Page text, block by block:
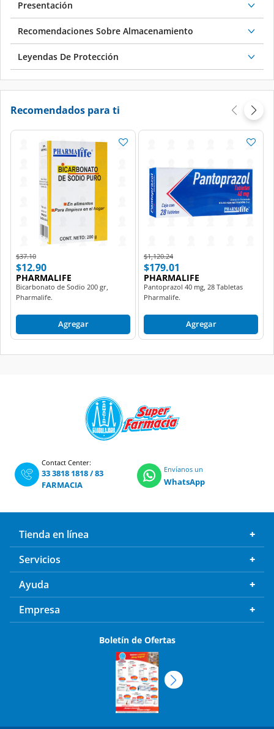
Presentación
Recomendaciones Sobre Almacenamiento
Leyendas De Protección
Recomendados para ti
Price reduced from
$37.10to
$12.90
PHARMALIFE
Bicarbonato de Sodio 200 gr,
Pharmalife.
Agregar
Price reduced from
$1,120.24to
$179.01
PHARMALIFE
Pantoprazol 40 mg, 28 Tabletas
Pharmalife.
Agregar
Contact Center:
33 3818 1818/83
FARMACIA
Envíanos un
WhatsApp
Tienda en línea
Servicios
Ayuda
Empresa
Boletín de Ofertas